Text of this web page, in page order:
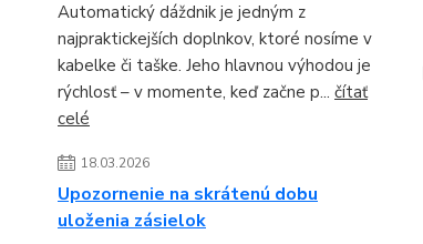
Automatický dáždnik je jedným z
najpraktickejších doplnkov, ktoré nosíme v
kabelke či taške. Jeho hlavnou výhodou je
rýchlosť – v momente, keď začne p... čítať
celé
18.03.2026
Upozornenie na skrátenú dobu
uloženia zásielok